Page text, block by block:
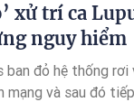
xử trí ca
nguy hiểm
ban đỏ hệ thống
mạng và sau đó